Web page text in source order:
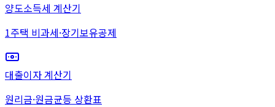
양도소득세 계산기
1주택 비과세·장기보유공제
대출이자 계산기
원리금·원금균등 상환표